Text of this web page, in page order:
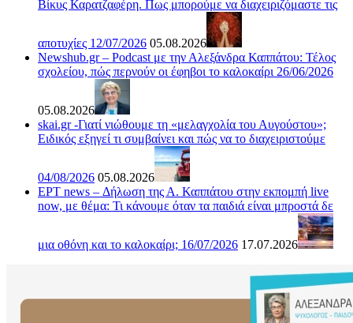
Βίκυς Καρατζαφέρη. Πως μπορούμε να διαχειριζόμαστε τις
αποτυχίες 12/07/2026 05.08.2026
Newshub.gr – Podcast με την Αλεξάνδρα Καππάτου: Τέλος
σχολείου, πώς περνούν οι έφηβοι το καλοκαίρι 26/06/2026
05.08.2026
skai.gr -Γιατί νιώθουμε τη «μελαγχολία του Αυγούστου»;
Ειδικός εξηγεί τι συμβαίνει και πώς να το διαχειριστούμε
04/08/2026 05.08.2026
ΕΡΤ news – Δήλωση της Α. Καππάτου στην εκπομπή live
now, με θέμα: Τι κάνουμε όταν τα παιδιά είναι μπροστά δε
μια οθόνη και το καλοκαίρι; 16/07/2026 17.07.2026